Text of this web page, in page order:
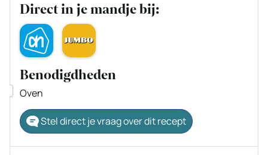
Direct in je mandje bij:
Benodigdheden
▢
Oven
Stel direct je vraag over dit recept